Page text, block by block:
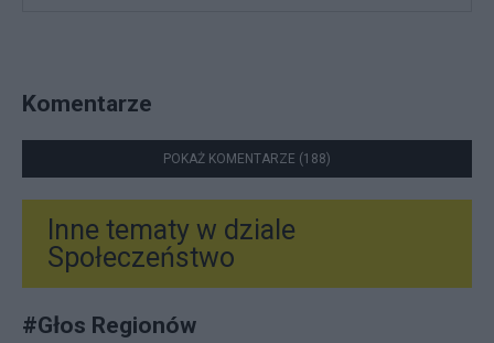
Komentarze
POKAŻ KOMENTARZE (188)
Inne tematy w dziale
Społeczeństwo
#Głos Regionów